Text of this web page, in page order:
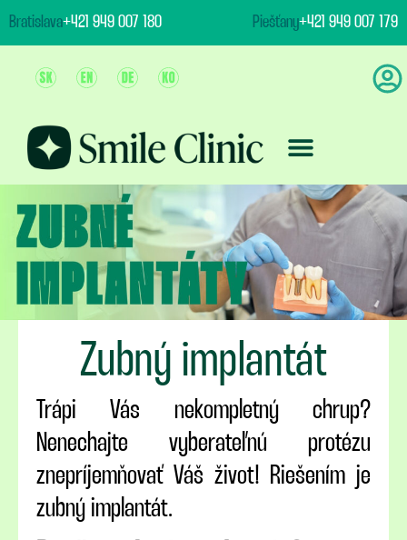
content
Bratislava+421 949 007 180 Piešťany+421 949 007 179
Zubný implantát
Trápi Vás nekompletný chrup?
Nenechajte vyberateľnú protézu
znepríjemňovať Váš život! Riešením je
zubný implantát.